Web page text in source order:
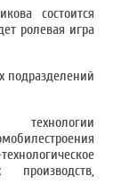
состоится
ролевая игра
подразделений
производств,